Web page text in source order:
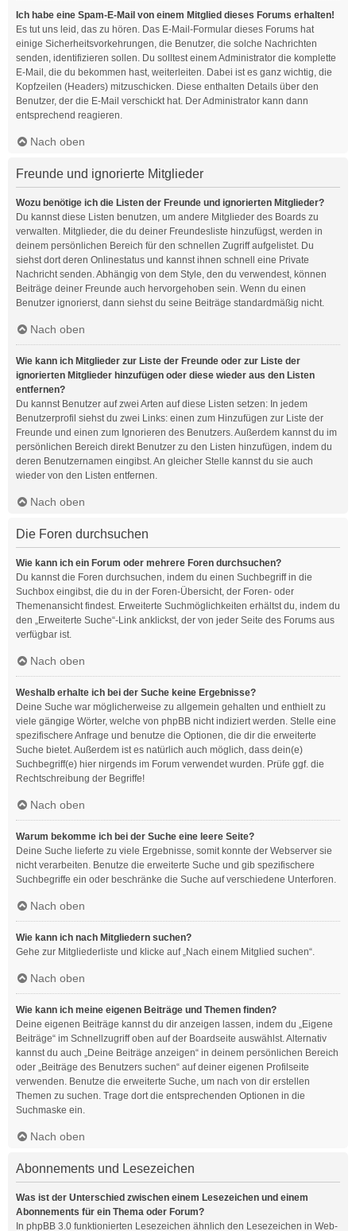
Ich habe eine Spam-E-Mail von einem Mitglied dieses Forums erhalten!
Es tut uns leid, das zu hören. Das E-Mail-Formular dieses Forums hat
einige Sicherheitsvorkehrungen, die Benutzer, die solche Nachrichten
senden, identifizieren sollen. Du solltest einem Administrator die komplette
E-Mail, die du bekommen hast, weiterleiten. Dabei ist es ganz wichtig, die
Kopfzeilen (Headers) mitzuschicken. Diese enthalten Details über den
Benutzer, der die E-Mail verschickt hat. Der Administrator kann dann
entsprechend reagieren.
Nach oben
Freunde und ignorierte Mitglieder
Wozu benötige ich die Listen der Freunde und ignorierten Mitglieder?
Du kannst diese Listen benutzen, um andere Mitglieder des Boards zu
verwalten. Mitglieder, die du deiner Freundesliste hinzufügst, werden in
deinem persönlichen Bereich für den schnellen Zugriff aufgelistet. Du
siehst dort deren Onlinestatus und kannst ihnen schnell eine Private
Nachricht senden. Abhängig von dem Style, den du verwendest, können
Beiträge deiner Freunde auch hervorgehoben sein. Wenn du einen
Benutzer ignorierst, dann siehst du seine Beiträge standardmäßig nicht.
Nach oben
Wie kann ich Mitglieder zur Liste der Freunde oder zur Liste der
ignorierten Mitglieder hinzufügen oder diese wieder aus den Listen
entfernen?
Du kannst Benutzer auf zwei Arten auf diese Listen setzen: In jedem
Benutzerprofil siehst du zwei Links: einen zum Hinzufügen zur Liste der
Freunde und einen zum Ignorieren des Benutzers. Außerdem kannst du im
persönlichen Bereich direkt Benutzer zu den Listen hinzufügen, indem du
deren Benutzernamen eingibst. An gleicher Stelle kannst du sie auch
wieder von den Listen entfernen.
Nach oben
Die Foren durchsuchen
Wie kann ich ein Forum oder mehrere Foren durchsuchen?
Du kannst die Foren durchsuchen, indem du einen Suchbegriff in die
Suchbox eingibst, die du in der Foren-Übersicht, der Foren- oder
Themenansicht findest. Erweiterte Suchmöglichkeiten erhältst du, indem du
den „Erweiterte Suche“-Link anklickst, der von jeder Seite des Forums aus
verfügbar ist.
Nach oben
Weshalb erhalte ich bei der Suche keine Ergebnisse?
Deine Suche war möglicherweise zu allgemein gehalten und enthielt zu
viele gängige Wörter, welche von phpBB nicht indiziert werden. Stelle eine
spezifischere Anfrage und benutze die Optionen, die dir die erweiterte
Suche bietet. Außerdem ist es natürlich auch möglich, dass dein(e)
Suchbegriff(e) hier nirgends im Forum verwendet wurden. Prüfe ggf. die
Rechtschreibung der Begriffe!
Nach oben
Warum bekomme ich bei der Suche eine leere Seite?
Deine Suche lieferte zu viele Ergebnisse, somit konnte der Webserver sie
nicht verarbeiten. Benutze die erweiterte Suche und gib spezifischere
Suchbegriffe ein oder beschränke die Suche auf verschiedene Unterforen.
Nach oben
Wie kann ich nach Mitgliedern suchen?
Gehe zur Mitgliederliste und klicke auf „Nach einem Mitglied suchen“.
Nach oben
Wie kann ich meine eigenen Beiträge und Themen finden?
Deine eigenen Beiträge kannst du dir anzeigen lassen, indem du „Eigene
Beiträge“ im Schnellzugriff oben auf der Boardseite auswählst. Alternativ
kannst du auch „Deine Beiträge anzeigen“ in deinem persönlichen Bereich
oder „Beiträge des Benutzers suchen“ auf deiner eigenen Profilseite
verwenden. Benutze die erweiterte Suche, um nach von dir erstellen
Themen zu suchen. Trage dort die entsprechenden Optionen in die
Suchmaske ein.
Nach oben
Abonnements und Lesezeichen
Was ist der Unterschied zwischen einem Lesezeichen und einem
Abonnements für ein Thema oder Forum?
In phpBB 3.0 funktionierten Lesezeichen ähnlich den Lesezeichen in Web-